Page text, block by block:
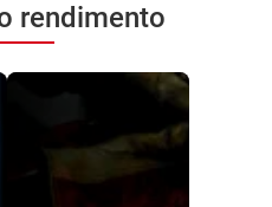
rendimento